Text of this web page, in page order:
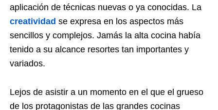
aplicación de técnicas nuevas o ya conocidas. La
creatividad se expresa en los aspectos más
sencillos y complejos. Jamás la alta cocina había
tenido a su alcance resortes tan importantes y
variados.
Lejos de asistir a un momento en el que el grueso
de los protagonistas de las grandes cocinas